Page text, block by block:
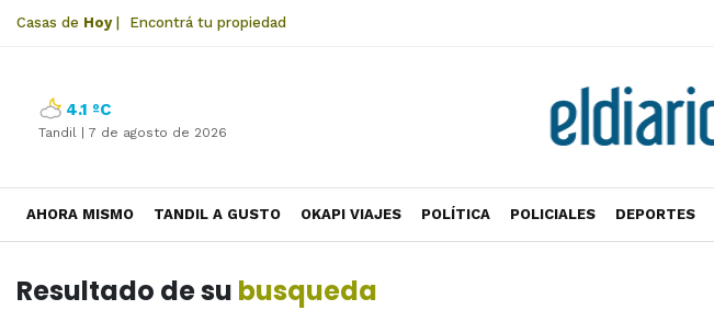
Casas de Hoy| Encontrá tu propiedad
4.1 ºC
Tandil | 7 de agosto de 2026
AHORA MISMO TANDIL A GUSTO OKAPI VIAJES POLÍTICA POLICIALES DEPORTES
Resultado de su busqueda